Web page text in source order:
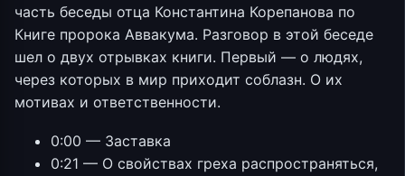
часть беседы отца Константина Корепанова по
Книге пророка Аввакума. Разговор в этой беседе
шел о двух отрывках книги. Первый — о людях,
через которых в мир приходит соблазн. О их
мотивах и ответственности.
0:00 — Заставка
0:21 — О свойствах греха распространяться,